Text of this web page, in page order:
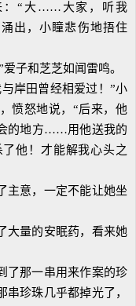
“大……大家，听我
出，小瞳悲伤地捂住
和芝芝如闻雷鸣。
岸田曾经相爱过！”小
愤怒地说，“后来，他
的地方……用他送我的
他！才能解我心头之
意，一定不能让她坐
量的安眠药，看来她
那一串用来作案的珍
珍珠几乎都掉光了，